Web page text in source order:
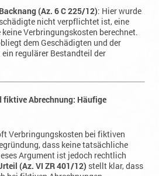
dem Geschädigten und der
regulärer Bestandteil der
fiktive Abrechnung: Häufige
Verbringungskosten bei fiktiven
dass keine tatsächliche
Argument ist jedoch rechtlich
(Az. VI ZR 401/12)stellt klar, dass
bei fiktiven Abrechnungen
ist unzulässig, diese Kosten
keine Reparatur durchgeführt wurde.